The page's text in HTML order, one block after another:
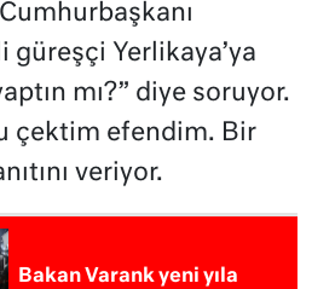
güreşçi Yerlikaya’ya
mı?” diye soruyor.
çektim efendim. Bir
veriyor.
Bakan Varank yeni yıla